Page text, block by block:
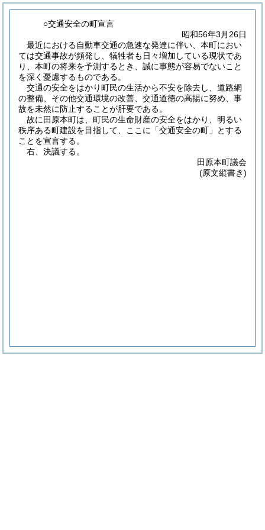
○交通安全の町宣言
昭和56年3月26日
最近における自動車交通の急速な発達に伴い、本町におい
ては交通事故が頻発し、犠牲者も日々増加している現状であ
り、本町の将来を予測するとき、誠に事態が容易でないこと
を深く憂慮するものである。
交通の安全をはかり町民の生活から不安を除去し、道路網
の整備、その他交通環境の改善、交通道徳の高揚に努め、事
故を未然に防止することが肝要である。
故に田原本町は、町民の生命財産の安全をはかり、明るい
秩序ある町建設を目指して、ここに「交通安全の町」とする
ことを宣言する。
右、決議する。
田原本町議会
(原文縦書き)